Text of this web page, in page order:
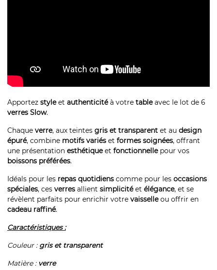
Apportez styleet authenticitéà votre tableavec le lot de 6
verres Slow.
Chaque verre, aux teintes gris et transparent et au design
épuré, combine motifs variés et formes soignées, offrant
une présentation esthétiqueet fonctionnellepour vos
boissons préférées.
Idéals pour les repas quotidiens comme pour les occasions
spéciales, ces verres allient simplicitéet élégance, et se
révèlent parfaits pour enrichir votre vaisselleou offrir en
cadeau raffiné.
Caractéristiques :
Couleur : gris et transparent
Matière : verre